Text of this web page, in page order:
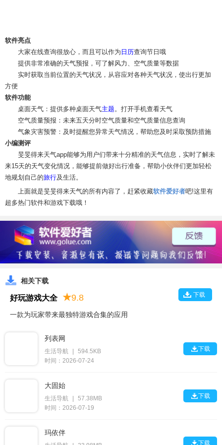
软件亮点
大家在线查询很放心，而且可以作为 日历查询节日哦
提供非常准确的天气预报，可了解风力、空气质量等数据
实时获取当前位置的天气状况，从容应对各种天气状况，使出行更加
方便
软件功能
桌面天气：提供多种桌面天气主题。打开手机查看天气
空气质量预报：未来五天分时空气质量和空气质量信息查询
气象灾害预警：及时提醒您异常天气情况，帮助您及时采取预防措施
小编测评
旻旻得来天气app能够为用户们带来十分精准的天气信息，实时了解未
来15天的天气变化情况，能够提前做好出行准备，帮助小伙伴们更加轻松
地规划自己的旅行及生活。
上面就是旻旻得来天气的所有内容了，赶紧收藏软件爱好者吧!这里有
超多热门软件和游戏下载哦！
相关下载
下载
好玩游戏大全 ★9.8
一款为玩家带来最独特游戏合集的应用
列表网
生活导航 |
594.5KB
时间：2026-07-24
下载
大固始
生活导航 |
57.38MB
时间：2026-07-19
下载
玛依伴
下载